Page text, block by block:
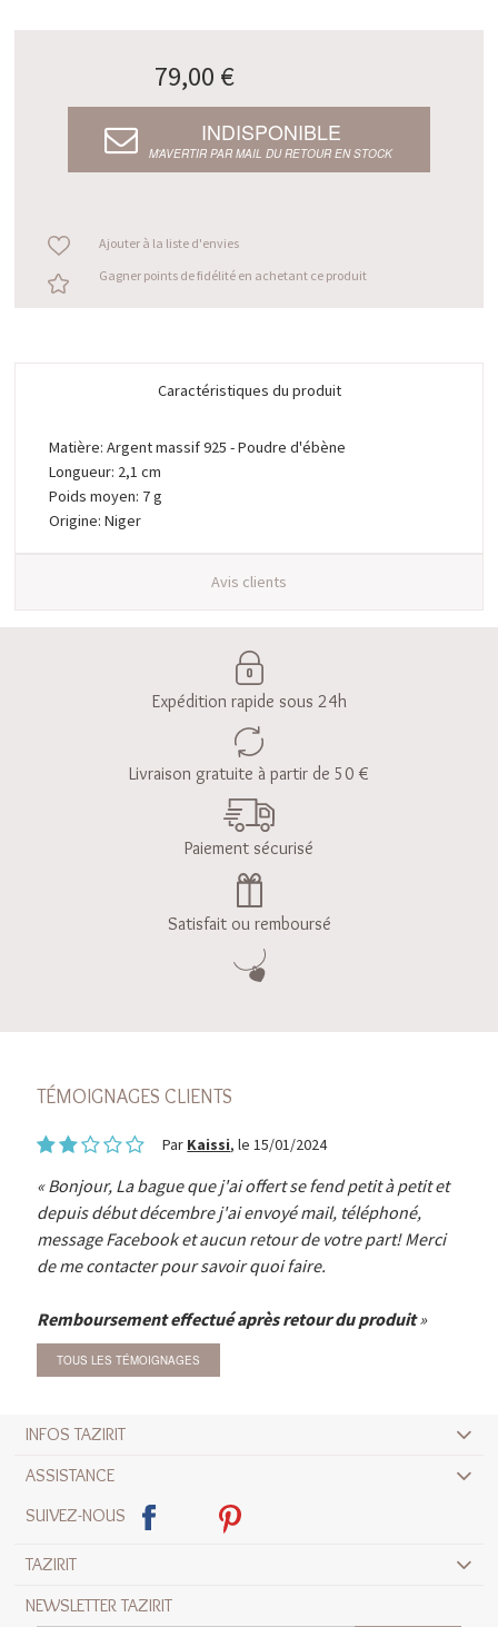
79,00 €
INDISPONIBLE
M’AVERTIR PAR MAIL DU RETOUR EN STOCK
Ajouter à la liste d'envies
Gagner points de fidélité en achetant ce produit
Caractéristiques du produit
Matière: Argent massif 925 - Poudre d'ébène
Longueur: 2,1 cm
Poids moyen: 7 g
Origine: Niger
Avis clients
Expédition rapide sous 24h
Livraison gratuite à partir de 50 €
Paiement sécurisé
Satisfait ou remboursé
TÉMOIGNAGES CLIENTS
Par Kaissi, le 15/01/2024
Bonjour, La bague que j'ai offert se fend petit à petit et
depuis début décembre j'ai envoyé mail, téléphoné,
message Facebook et aucun retour de votre part! Merci
de me contacter pour savoir quoi faire.
Remboursement effectué après retour du produit
TOUS LES TÉMOIGNAGES
INFOS TAZIRIT
ASSISTANCE
SUIVEZ-NOUS
TAZIRIT
NEWSLETTER TAZIRIT